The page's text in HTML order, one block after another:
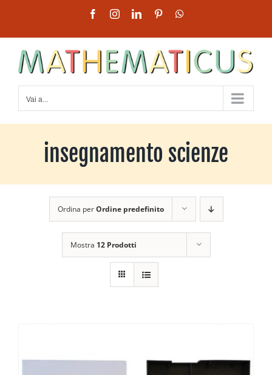
contenuto
FacebookInstagramLinkedInPinterest
Vai a...
insegnamento scienze
Ordina perOrdine predefinito
Mostra 12 Prodotti